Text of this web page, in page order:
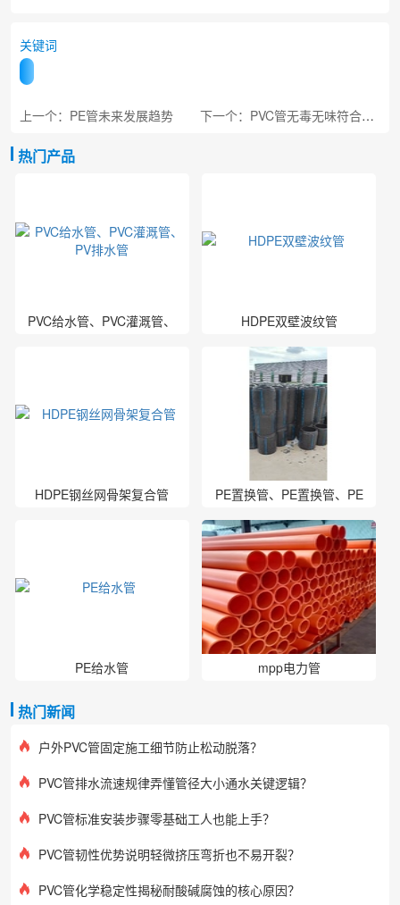
关键词
上一个：PE管未来发展趋势 下一个：PVC管无毒无味符合家装饮用水管道标准
热门产品
PVC给水管、PVC灌溉管、
HDPE双壁波纹管
HDPE钢丝网骨架复合管
PE置换管、PE置换管、PE
置换管厂家、PE管厂家
PE给水管 mpp电力管
热门新闻
户外PVC管固定施工细节防止松动脱落？
PVC管排水流速规律弄懂管径大小通水关键逻辑？
PVC管标准安装步骤零基础工人也能上手？
PVC管韧性优势说明轻微挤压弯折也不易开裂？
PVC管化学稳定性揭秘耐酸碱腐蚀的核心原因？